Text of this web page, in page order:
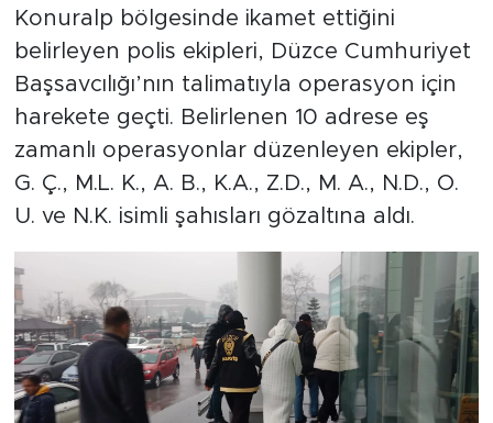
Konuralp bölgesinde ikamet ettiğini
belirleyen polis ekipleri, Düzce Cumhuriyet
Başsavcılığı’nın talimatıyla operasyon için
harekete geçti. Belirlenen 10 adrese eş
zamanlı operasyonlar düzenleyen ekipler,
G. Ç., M.L. K., A. B., K.A., Z.D., M. A., N.D., O.
U. ve N.K. isimli şahısları gözaltına aldı.